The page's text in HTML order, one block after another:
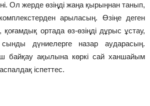
Ол жерде өзіңді жаңа қырыңнан танып,
арыласың. Өзіңе деген
қоғамдық ортада өз-өзіңді дұрыс ұстау,
дүниелерге назар аударасың.
байқау ақылына көркі сай ханшайым
іспеттес.